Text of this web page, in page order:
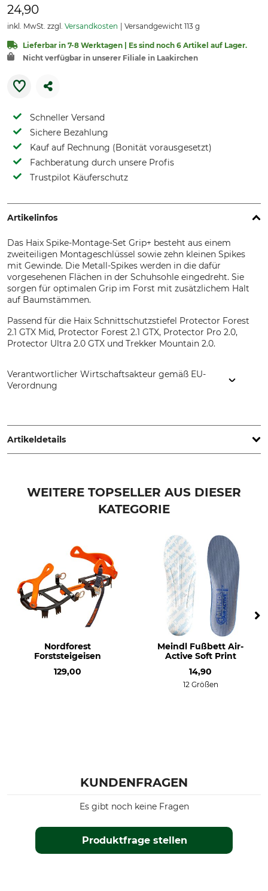
24,90
inkl. MwSt. zzgl. Versandkosten Versandgewicht 113 g
Lieferbar in 7-8 Werktagen | Es sind noch 6 Artikel auf Lager.
Nicht verfügbar in unserer Filiale in Laakirchen
Schneller Versand
Sichere Bezahlung
Kauf auf Rechnung (Bonität vorausgesetzt)
Fachberatung durch unsere Profis
Trustpilot Käuferschutz
Artikelinfos
Das Haix Spike-Montage-Set Grip+ besteht aus einem
zweiteiligen Montageschlüssel sowie zehn kleinen Spikes
mit Gewinde. Die Metall-Spikes werden in die dafür
vorgesehenen Flächen in der Schuhsohle eingedreht. Sie
sorgen für optimalen Grip im Forst mit zusätzlichem Halt
auf Baumstämmen.
Passend für die Haix Schnittschutzstiefel Protector Forest
2.1 GTX Mid, Protector Forest 2.1 GTX, Protector Pro 2.0,
Protector Ultra 2.0 GTX und Trekker Mountain 2.0.
Verantwortlicher Wirtschaftsakteur gemäß EU-
Verordnung
84048 Mainburg, Germany, www.haix.com
Artikeldetails
Herstellung
Hersteller-Artikel-Nr.
WEITERE TOPSELLER AUS DIESER
KATEGORIE
Nordforest
Forststeigeisen
129,00
Meindl Fußbett Air-
Active Soft Print
14,90
12 Größen
KUNDENFRAGEN
Produktfrage stellen
Es gibt noch keine Fragen